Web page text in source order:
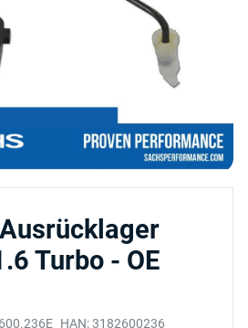
Turbo - OE
HAN:3182600236